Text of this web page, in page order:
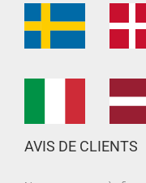
AVIS DE CLIENTS